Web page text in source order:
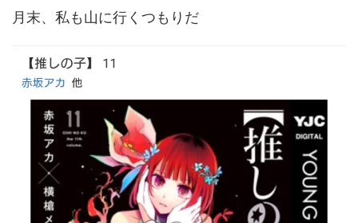
月末、私も山に行くつもりだ